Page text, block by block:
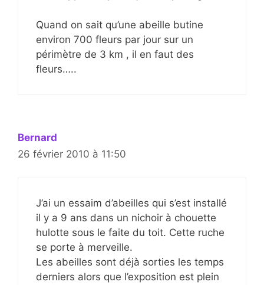
Quand on sait qu’une abeille butine
environ 700 fleurs par jour sur un
périmètre de 3 km , il en faut des
fleurs…..
Bernard
26 février 2010 à 11:50
J’ai un essaim d’abeilles qui s’est installé
il y a 9 ans dans un nichoir à chouette
hulotte sous le faite du toit. Cette ruche
se porte à merveille.
Les abeilles sont déjà sorties les temps
derniers alors que l’exposition est plein